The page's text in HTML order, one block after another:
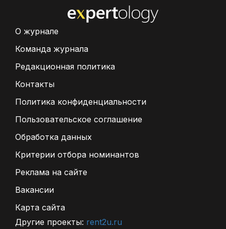
О журнале
Команда журнала
Редакционная политика
Контакты
Политика конфиденциальности
Пользовательское соглашение
Обработка данных
Критерии отбора номинантов
Реклама на сайте
Вакансии
Карта сайта
Другие проекты: rent2u.ru